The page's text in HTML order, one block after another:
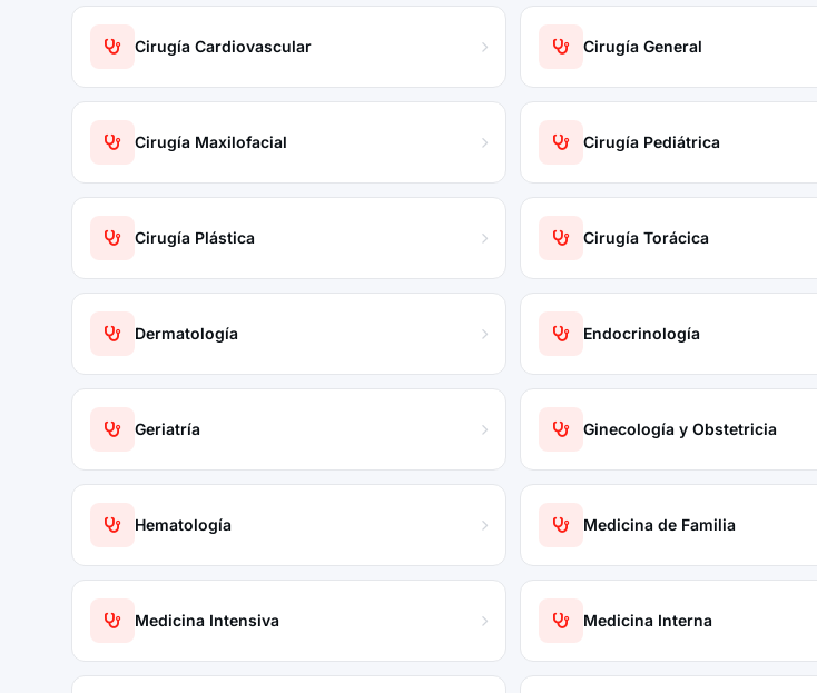
Cirugía Cardiovascular Cirugía General
Cirugía Maxilofacial Cirugía Pediátrica
Cirugía Plástica Cirugía Torácica
Dermatología Endocrinología
Geriatría Ginecología y Obstetricia
Hematología Medicina de Familia
Medicina Intensiva Medicina Interna